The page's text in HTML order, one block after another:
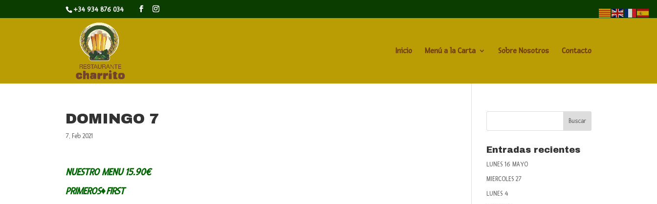
+34 934 876 034
Inicio Menú a la Carta Sobre Nosotros Contacto
DOMINGO 7
7, Feb 2021
NUESTRO MENU 15.90€
PRIMEROS♦FIRST
Entradas recientes
LUNES 16 MAYO
MIERCOLES 27
LUNES 4